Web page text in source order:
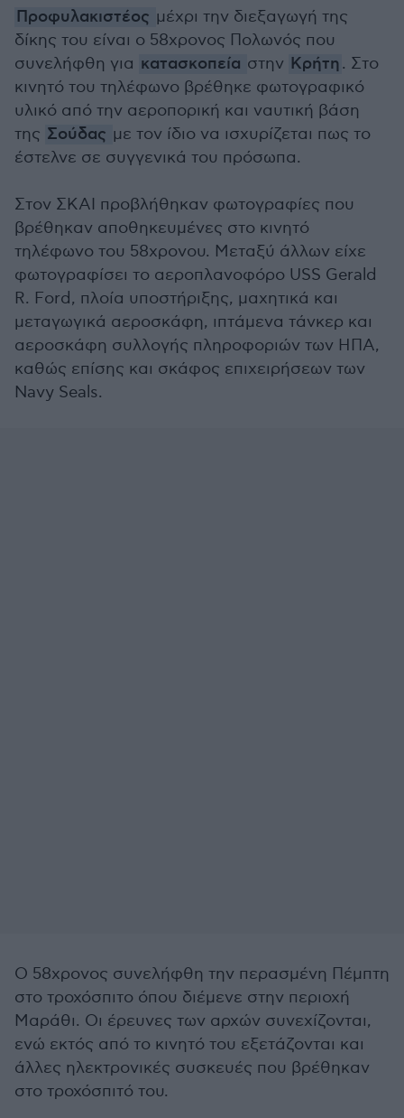
Προφυλακιστέος μέχρι την διεξαγωγή της
δίκης του είναι ο 58χρονος Πολωνός που
συνελήφθη για κατασκοπεία στην Κρήτη. Στο
κινητό του τηλέφωνο βρέθηκε φωτογραφικό
υλικό από την αεροπορική και ναυτική βάση
της Σούδας με τον ίδιο να ισχυρίζεται πως το
έστελνε σε συγγενικά του πρόσωπα.
Στον ΣΚΑΙ προβλήθηκαν φωτογραφίες που
βρέθηκαν αποθηκευμένες στο κινητό
τηλέφωνο του 58χρονου. Μεταξύ άλλων είχε
φωτογραφίσει το αεροπλανοφόρο USS Gerald
R. Ford, πλοία υποστήριξης, μαχητικά και
μεταγωγικά αεροσκάφη, ιπτάμενα τάνκερ και
αεροσκάφη συλλογής πληροφοριών των ΗΠΑ,
καθώς επίσης και σκάφος επιχειρήσεων των
Navy Seals.
Ο 58χρονος συνελήφθη την περασμένη Πέμπτη
στο τροχόσπιτο όπου διέμενε στην περιοχή
Μαράθι. Οι έρευνες των αρχών συνεχίζονται,
ενώ εκτός από το κινητό του εξετάζονται και
άλλες ηλεκτρονικές συσκευές που βρέθηκαν
στο τροχόσπιτό του.